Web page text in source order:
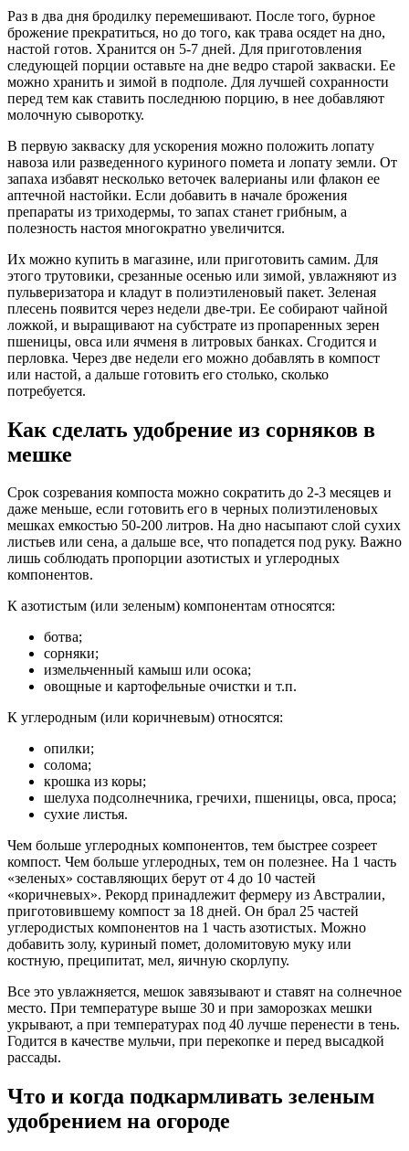
Раз в два дня бродилку перемешивают. После того, бурное
брожение прекратиться, но до того, как трава осядет на дно,
настой готов. Хранится он 5-7 дней. Для приготовления
следующей порции оставьте на дне ведро старой закваски. Ее
можно хранить и зимой в подполе. Для лучшей сохранности
перед тем как ставить последнюю порцию, в нее добавляют
молочную сыворотку.
В первую закваску для ускорения можно положить лопату
навоза или разведенного куриного помета и лопату земли. От
запаха избавят несколько веточек валерианы или флакон ее
аптечной настойки. Если добавить в начале брожения
препараты из триходермы, то запах станет грибным, а
полезность настоя многократно увеличится.
Их можно купить в магазине, или приготовить самим. Для
этого трутовики, срезанные осенью или зимой, увлажняют из
пульверизатора и кладут в полиэтиленовый пакет. Зеленая
плесень появится через недели две-три. Ее собирают чайной
ложкой, и выращивают на субстрате из пропаренных зерен
пшеницы, овса или ячменя в литровых банках. Сгодится и
перловка. Через две недели его можно добавлять в компост
или настой, а дальше готовить его столько, сколько
потребуется.
Как сделать удобрение из сорняков в
мешке
Срок созревания компоста можно сократить до 2-3 месяцев и
даже меньше, если готовить его в черных полиэтиленовых
мешках емкостью 50-200 литров. На дно насыпают слой сухих
листьев или сена, а дальше все, что попадется под руку. Важно
лишь соблюдать пропорции азотистых и углеродных
компонентов.
К азотистым (или зеленым) компонентам относятся:
ботва;
сорняки;
измельченный камыш или осока;
овощные и картофельные очистки и т.п.
К углеродным (или коричневым) относятся:
опилки;
солома;
крошка из коры;
шелуха подсолнечника, гречихи, пшеницы, овса, проса;
сухие листья.
Чем больше углеродных компонентов, тем быстрее созреет
компост. Чем больше углеродных, тем он полезнее. На 1 часть
«зеленых» составляющих берут от 4 до 10 частей
«коричневых». Рекорд принадлежит фермеру из Австралии,
приготовившему компост за 18 дней. Он брал 25 частей
углеродистых компонентов на 1 часть азотистых. Можно
добавить золу, куриный помет, доломитовую муку или
костную, преципитат, мел, яичную скорлупу.
Все это увлажняется, мешок завязывают и ставят на солнечное
место. При температуре выше 30 и при заморозках мешки
укрывают, а при температурах под 40 лучше перенести в тень.
Годится в качестве мульчи, при перекопке и перед высадкой
рассады.
Что и когда подкармливать зеленым
удобрением на огороде